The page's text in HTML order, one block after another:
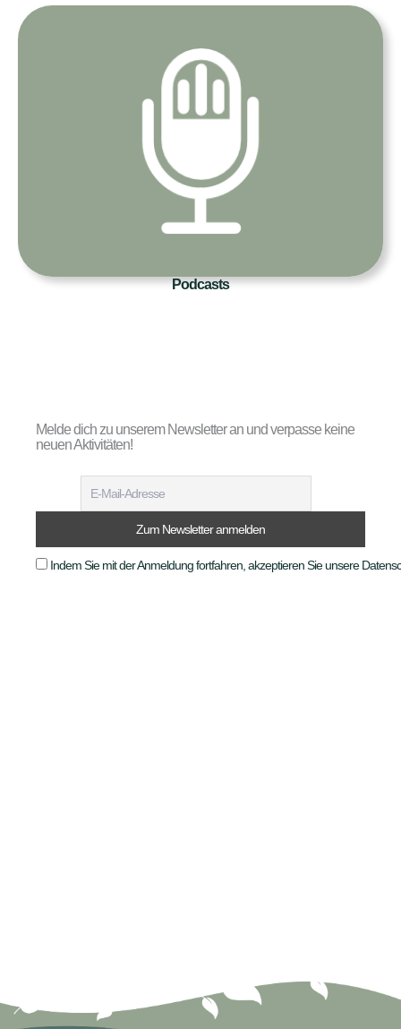
Podcasts
Melde dich zu unserem Newsletter an und verpasse keine
neuen Aktivitäten!
Indem Sie mit der Anmeldung fortfahren, akzeptieren Sie unsere